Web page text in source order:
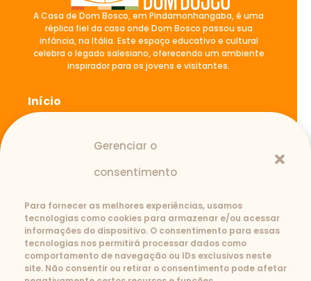
Gerenciar o
consentimento
Para fornecer as melhores experiências, usamos
tecnologias como cookies para armazenar e/ou acessar
informações do dispositivo. O consentimento para essas
tecnologias nos permitirá processar dados como
comportamento de navegação ou IDs exclusivos neste
site. Não consentir ou retirar o consentimento pode afetar
A Casa de Dom Bosco, em Pindamonhangaba, é uma
réplica fiel da casa onde Dom Bosco passou sua
infância, na Itália. Este espaço educativo e cultural
celebra o legado salesiano, oferecendo um ambiente
inspirador para os jovens e visitantes.
Início
A casa de Dom Bosco
Fale Conosco
Contato
(12) 3645-1110
3643-2239
casadedombosco@salesianos.com.br
Rua São João Bosco, 727-B. Santana -